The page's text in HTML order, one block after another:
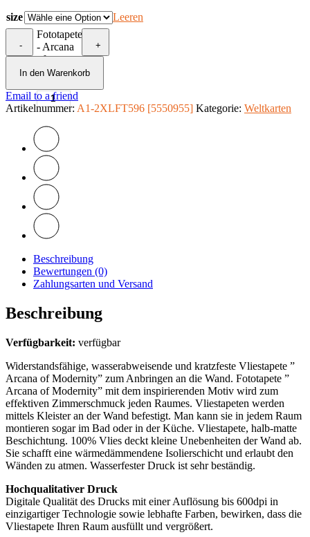
size Leeren
-
Fototapete
- Arcana
of
Modernity
+
In den Warenkorb
Email to a friend
Artikelnummer: A1-2XLFT596 [5550955] Kategorie: Weltkarten
Beschreibung
Bewertungen (0)
Zahlungsarten und Versand
Beschreibung
Verfügbarkeit: verfügbar
Widerstandsfähige, wasserabweisende und kratzfeste Vliestapete ”
Arcana of Modernity” zum Anbringen an die Wand. Fototapete ”
Arcana of Modernity” mit dem inspirierenden Motiv wird zum
effektiven Zimmerschmuck jeden Raumes. Vliestapeten werden
mittels Kleister an der Wand befestigt. Man kann sie in jedem Raum
montieren sogar im Bad oder in der Küche. Vliestapete, halb-matte
Beschichtung. 100% Vlies deckt kleine Unebenheiten der Wand ab.
Sie schafft eine wärmedämmendene Isolierschicht und erlaubt den
Wänden zu atmen. Wasserfester Druck ist sehr beständig.
Hochqualitativer Druck
Digitale Qualität des Drucks mit einer Auflösung bis 600dpi in
einzigartiger Technologie sowie lebhafte Farben, bewirken, dass die
Vliestapete Ihren Raum ausfüllt und vergrößert.